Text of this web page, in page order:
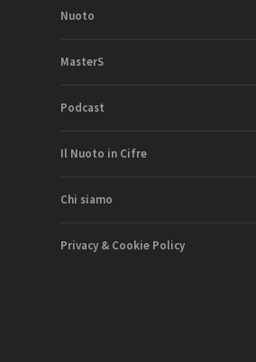
Nuoto
MasterS
Podcast
Il Nuoto in Cifre
Chi siamo
Privacy & Cookie Policy